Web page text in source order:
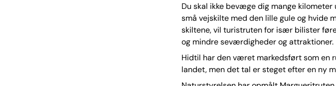
Du skal ikke bevæge dig mange
små vejskilte med den lille gule og hvide
skiltene, vil turistruten for især bilister
og mindre seværdigheder og attraktioner.
Hidtil har den været markedsført som en
landet, men det tal er steget efter en ny